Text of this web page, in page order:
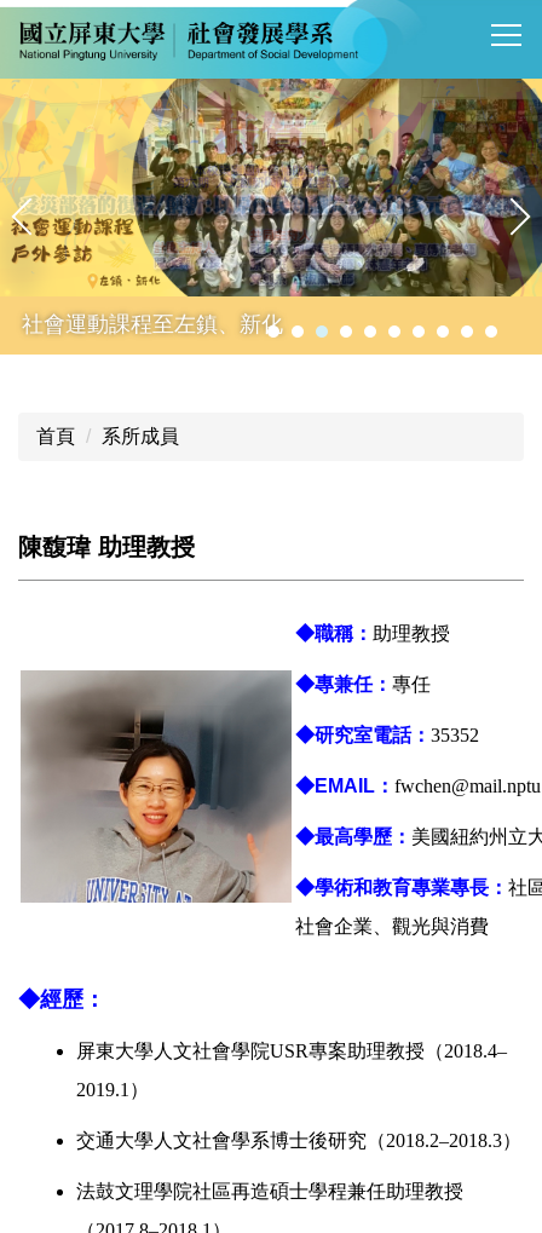
跳
到
主
要
內
容
區
社會運動課程至左鎮、新化
首頁 系所成員
陳馥瑋 助理教授
◆職稱： 助理教授
◆專兼任： 專任
◆研究室電話： 35352
◆EMAIL：
◆最高學歷： 美國紐約州立
◆學術和教育專業專長 ： 社
社會企業、觀光與消費
◆經歷 ：
屏東大學人文社會學院USR專案助理教授（2018.4–
2019.1 ）
交通大學人文社會學系博士後研究（2018.2–2018.3）
法鼓文理學院社區再造碩士學程兼任助理教授